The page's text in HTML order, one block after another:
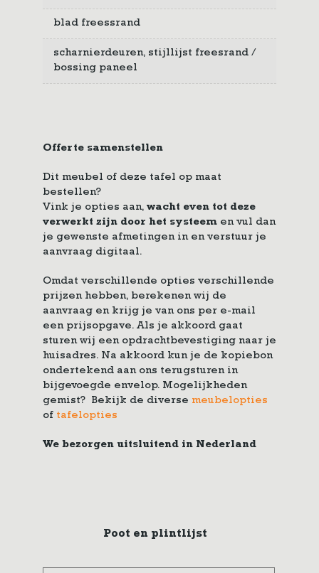
blad freessrand
scharnierdeuren, stijllijst freesrand /
bossing paneel
Offerte samenstellen
Dit meubel of deze tafel op maat
bestellen?
Vink je opties aan, wacht even tot deze
verwerkt zijn door het systeem en vul dan
je gewenste afmetingen in en verstuur je
aanvraag digitaal.
Omdat verschillende opties verschillende
prijzen hebben, berekenen wij de
aanvraag en krijg je van ons per e-mail
een prijsopgave. Als je akkoord gaat
sturen wij een opdrachtbevestiging naar je
huisadres. Na akkoord kun je de kopiebon
ondertekend aan ons terugsturen in
bijgevoegde envelop. Mogelijkheden
gemist? Bekijk de diverse meubelopties
of tafelopties
We bezorgen uitsluitend in Nederland
Poot en plintlijst